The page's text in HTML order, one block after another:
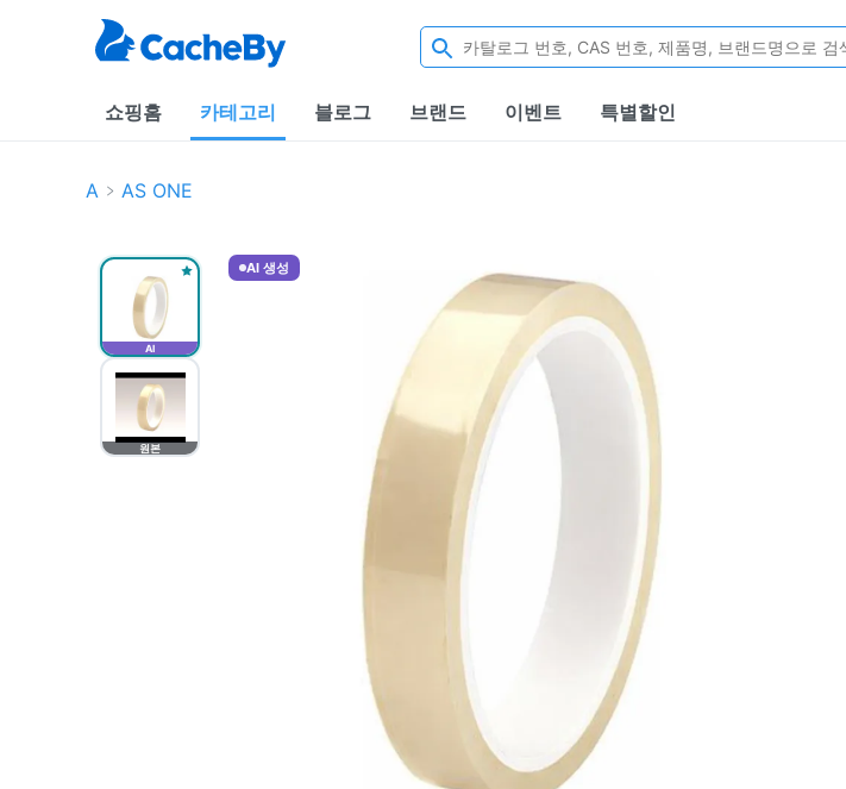
쇼핑홈 카테고리 블로그 브랜드 이벤트 특별할인
A AS ONE
AI
원본
AI 생성